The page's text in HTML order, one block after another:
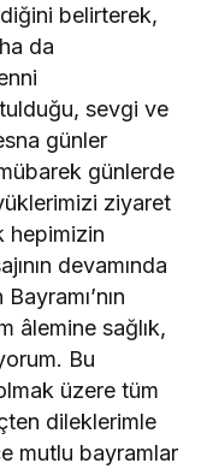
belirterek,
da
sevgi ve
günler
günlerde
ziyaret
hepimizin
devamında
âlemine sağlık,
Bu
üzere tüm
dileklerimle
mutlu bayramlar